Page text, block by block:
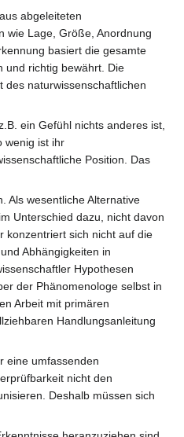
abgeleiteten
wie Lage, Größe, Anordnung
basiert die gesamte
und richtig bewährt. Die
naturwissenschaftlichen
ein Gefühl nichts anderes ist,
wenig ist ihr
Position. Das
Als wesentliche Alternative
Unterschied dazu, nicht davon
konzentriert sich nicht auf die
Abhängigkeiten in
Hypothesen
der Phänomenologe selbst in
Arbeit mit primären
Handlungsanleitung
eine umfassenden
nicht den
Deshalb müssen sich